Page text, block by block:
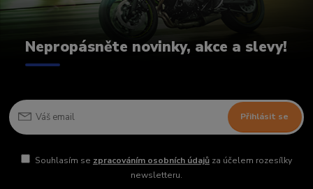
Nepropásněte novinky, akce a slevy!
Přihlásit se
Souhlasím se zpracováním osobních údajůza účelem rozesílky
newsletteru.